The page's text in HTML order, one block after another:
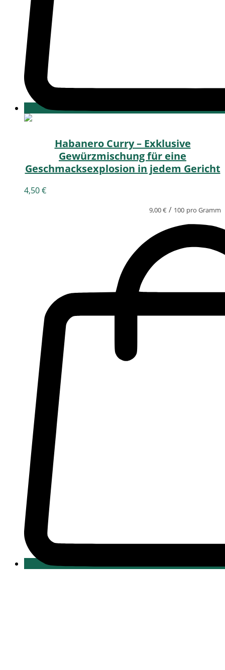
Habanero Curry – Exklusive
Gewürzmischung für eine
Geschmacksexplosion in jedem Gericht
4,50€
9,00€ / 100 pro Gramm